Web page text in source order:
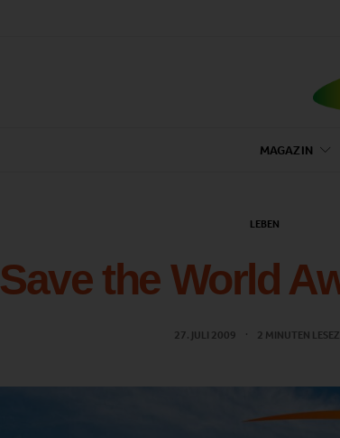
MAGAZIN
LEBEN
Save the World
27. JULI 2009 2 MINUTEN